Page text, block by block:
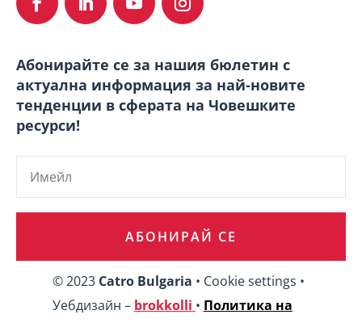
Абонирайте се за нашия бюлетин с
актуална информация за най-новите
тенденции в сферата на Човешките
ресурси!
АБОНИРАЙ СЕ
© 2023 Catro Bulgaria • Cookie settings •
Уебдизайн – brokkolli • Политика на